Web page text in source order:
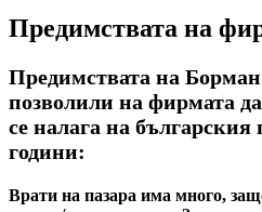
Предимствата на
Предимствата на
позволили на фирмата
се налага на българския
години:
Врати на пазара има много,